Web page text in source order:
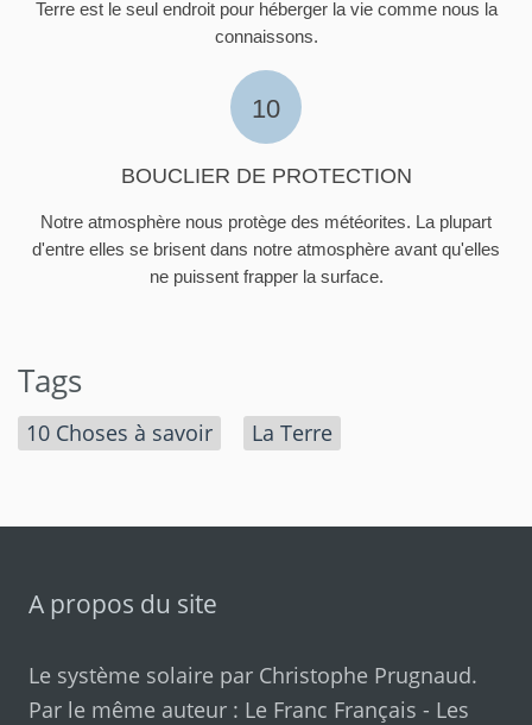
Terre est le seul endroit pour héberger la vie comme nous la
connaissons.
10
BOUCLIER DE PROTECTION
Notre atmosphère nous protège des météorites. La plupart
d'entre elles se brisent dans notre atmosphère avant qu'elles
ne puissent frapper la surface.
Tags
10 Choses à savoir La Terre
A propos du site
Le système solaire par Christophe Prugnaud.
Par le même auteur : Le Franc Français - Les